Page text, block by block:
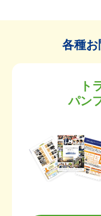
各種お
ト
パン